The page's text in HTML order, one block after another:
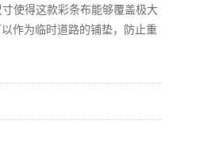
使得这款彩条布能够覆盖极大
作为临时道路的铺垫，防止重